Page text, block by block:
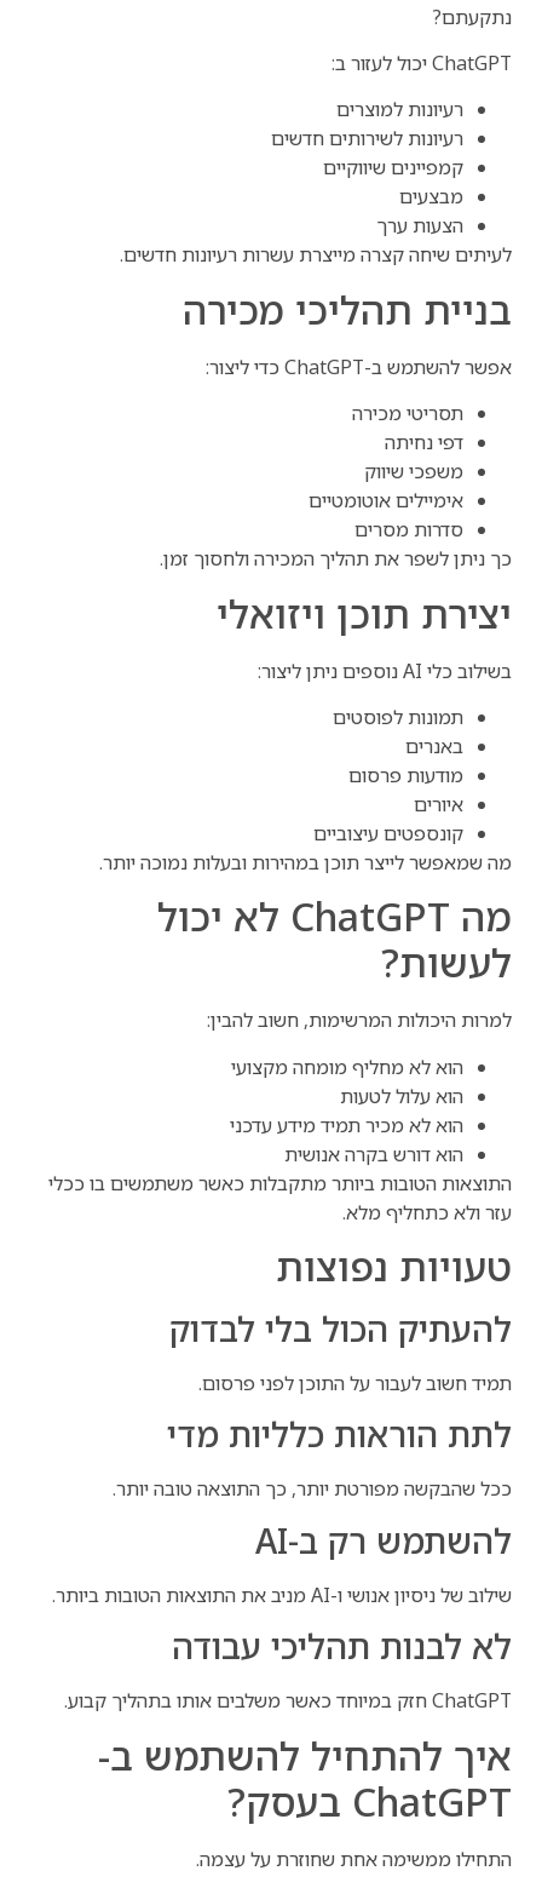
נתקעתם?
ChatGPT יכול לעזור ב:
רעיונות למוצרים
רעיונות לשירותים חדשים
קמפיינים שיווקיים
מבצעים
הצעות ערך
לעיתים שיחה קצרה מייצרת עשרות רעיונות חדשים.
בניית תהליכי מכירה
אפשר להשתמש ב-ChatGPT כדי ליצור:
תסריטי מכירה
דפי נחיתה
משפכי שיווק
אימיילים אוטומטיים
סדרות מסרים
כך ניתן לשפר את תהליך המכירה ולחסוך זמן.
יצירת תוכן ויזואלי
בשילוב כלי AI נוספים ניתן ליצור:
תמונות לפוסטים
באנרים
מודעות פרסום
איורים
קונספטים עיצוביים
מה שמאפשר לייצר תוכן במהירות ובעלות נמוכה יותר.
מה ChatGPT לא יכול
לעשות?
למרות היכולות המרשימות, חשוב להבין:
הוא לא מחליף מומחה מקצועי
הוא עלול לטעות
הוא לא מכיר תמיד מידע עדכני
הוא דורש בקרה אנושית
התוצאות הטובות ביותר מתקבלות כאשר משתמשים בו ככלי
עזר ולא כתחליף מלא.
טעויות נפוצות
להעתיק הכול בלי לבדוק
תמיד חשוב לעבור על התוכן לפני פרסום.
לתת הוראות כלליות מדי
ככל שהבקשה מפורטת יותר, כך התוצאה טובה יותר.
להשתמש רק ב-AI
שילוב של ניסיון אנושי ו-AI מניב את התוצאות הטובות ביותר.
לא לבנות תהליכי עבודה
ChatGPT חזק במיוחד כאשר משלבים אותו בתהליך קבוע.
איך להתחיל להשתמש ב-
ChatGPT בעסק?
התחילו ממשימה אחת שחוזרת על עצמה.